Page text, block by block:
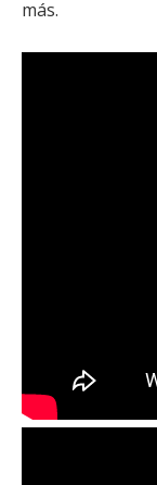
más.